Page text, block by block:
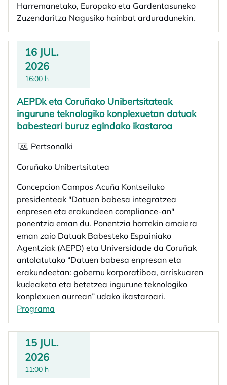
Harremanetako, Europako eta Gardentasuneko
Zuzendaritza Nagusiko hainbat arduradunekin.
16 JUL.
2026
16:00 h
AEPDk eta Coruñako Unibertsitateak
ingurune teknologiko konplexuetan datuak
babesteari buruz egindako ikastaroa
Pertsonalki
Coruñako Unibertsitatea
Concepcion Campos Acuña Kontseiluko
presidenteak "Datuen babesa integratzea
enpresen eta erakundeen compliance-an"
ponentzia eman du. Ponentzia horrekin amaiera
eman zaio Datuak Babesteko Espainiako
Agentziak (AEPD) eta Universidade da Coruñak
antolatutako “Datuen babesa enpresan eta
erakundeetan: gobernu korporatiboa, arriskuaren
kudeaketa eta betetzea ingurune teknologiko
konplexuen aurrean” udako ikastaroari.
Programaopens in a new tab
15 JUL.
2026
11:00 h